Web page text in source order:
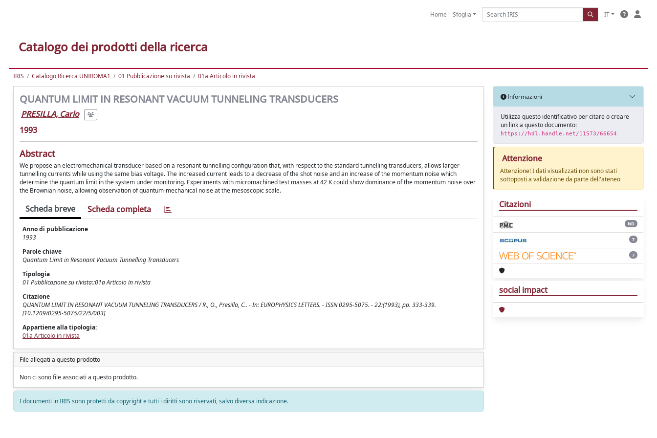
Home Sfoglia IT
Catalogo dei prodotti della ricerca
IRIS Catalogo Ricerca UNIROMA1 01 Pubblicazione su rivista 01a Articolo in rivista
QUANTUM LIMIT IN RESONANT VACUUM TUNNELING TRANSDUCERS
PRESILLA, Carlo
1993
Abstract
We propose an electromechanical transducer based on a resonant-tunnelling configuration that, with respect to the standard tunnelling transducers, allows larger
tunnelling currents while using the same bias voltage. The increased current leads to a decrease of the shot noise and an increase of the momentum noise which
determine the quantum limit in the system under monitoring. Experiments with micromachined test masses at 42 K could show dominance of the momentum noise over
the Brownian noise, allowing observation of quantum-mechanical noise at the mesoscopic scale.
Scheda breve Scheda completa
Anno di pubblicazione
1993
Parole chiave
Quantum Limit in Resonant Vacuum Tunnelling Transducers
Tipologia
01 Pubblicazione su rivista::01a Articolo in rivista
Citazione
QUANTUM LIMIT IN RESONANT VACUUM TUNNELING TRANSDUCERS / R., O., Presilla, C.. - In: EUROPHYSICS LETTERS. - ISSN 0295-5075. - 22:(1993), pp. 333-339.
[10.1209/0295-5075/22/5/003]
Appartiene alla tipologia:
01a Articolo in rivista
File allegati a questo prodotto
Non ci sono file associati a questo prodotto.
I documenti in IRIS sono protetti da copyright e tutti i diritti sono riservati, salvo diversa indicazione.
Informazioni
Utilizza questo identificativo per citare o creare
un link a questo documento:
https://hdl.handle.net/11573/66654
Attenzione
Attenzione! I dati visualizzati non sono stati
sottoposti a validazione da parte dell'ateneo
Citazioni
ND
7
7
social impact